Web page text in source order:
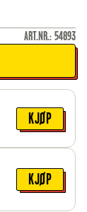
ART.NR.: 54893
KJØP
KJØP